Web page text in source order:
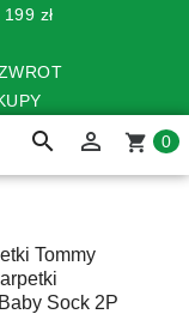
zł
search  shopping_cart 0
Tommy
Sock 2P